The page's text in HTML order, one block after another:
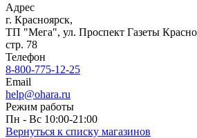
Адрес
г. Красноярск,
ТП "Мега", ул. Проспект Газеты
стр. 78
Телефон
8-800-775-12-25
Email
help@ohara.ru
Режим работы
Пн - Вс 10:00-21:00
Вернуться к списку магазинов